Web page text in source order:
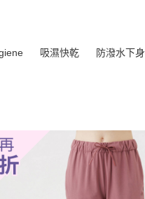
吸濕快乾 防潑水下身